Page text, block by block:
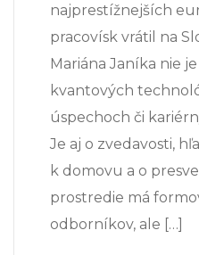
najprestížnejších
pracovísk vrátil na
Mariána Janíka nie
kvantových
úspechoch či
Je aj o zvedavosti,
k domovu a o
prostredie má
odborníkov, ale […]